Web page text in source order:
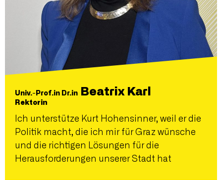
Univ.-Prof.in Dr.in Beatrix Karl
Rektorin
Ich unterstütze Kurt Hohensinner, weil er die
Politik macht, die ich mir für Graz wünsche
und die richtigen Lösungen für die
Herausforderungen unserer Stadt hat